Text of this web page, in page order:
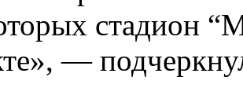
стадион
—